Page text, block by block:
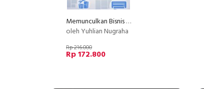
Memunculkan Bisnis di Google Maps untuk Usaha Jasa & non-Jasa (Google Bisnis)
oleh Yuhlian Nugraha
Rp 216.000
Rp 172.800